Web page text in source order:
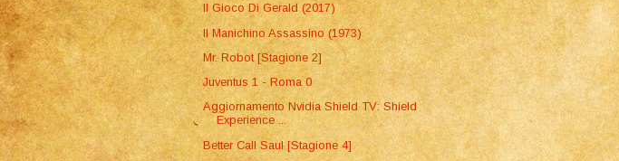
Il Gioco Di Gerald (2017)
Il Manichino Assassino (1973)
Mr. Robot [Stagione 2]
Juventus 1 - Roma 0
Aggiornamento Nvidia Shield TV: Shield
Experience ...
Better Call Saul [Stagione 4]